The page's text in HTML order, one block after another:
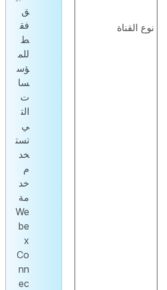
نوع القناة
ق
فق
ط
للم
ؤس
سا
ت
الت
ي
تست
خد
م
خد
مة
We
be
x
Co
nn
ec